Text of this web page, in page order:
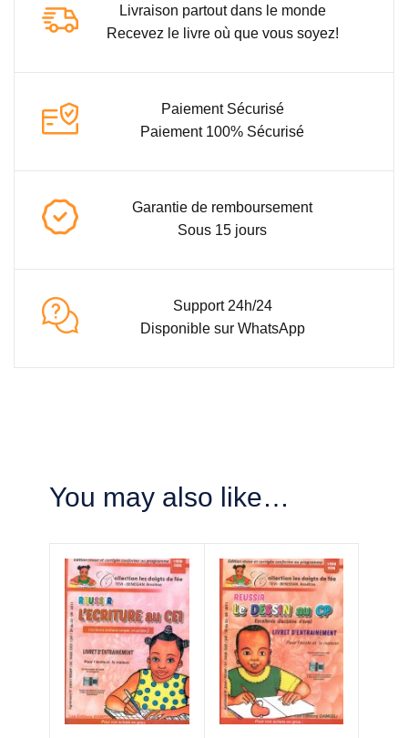
Livraison partout dans le monde
Recevez le livre où que vous soyez!
Paiement Sécurisé
Paiement 100% Sécurisé
Garantie de remboursement
Sous 15 jours
Support 24h/24
Disponible sur WhatsApp
You may also like…